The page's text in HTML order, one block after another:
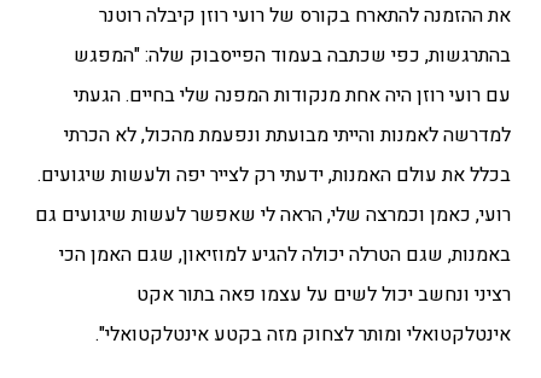
את ההזמנה להתארח בקורס של רועי רוזן קיבלה רוטנר
בהתרגשות, כפי שכתבה בעמוד הפייסבוק שלה: "המפגש
עם רועי רוזן היה אחת מנקודות המפנה שלי בחיים. הגעתי
למדרשה לאמנות והייתי מבועתת ונפעמת מהכול, לא הכרתי
בכלל את עולם האמנות, ידעתי רק לצייר יפה ולעשות שיגועים.
רועי, כאמן וכמרצה שלי, הראה לי שאפשר לעשות שיגועים גם
באמנות, שגם הטרלה יכולה להגיע למוזיאון, שגם האמן הכי
רציני ונחשב יכול לשים על עצמו פאה בתור אקט
אינטלקטואלי ומותר לצחוק מזה בקטע אינטלקטואלי".